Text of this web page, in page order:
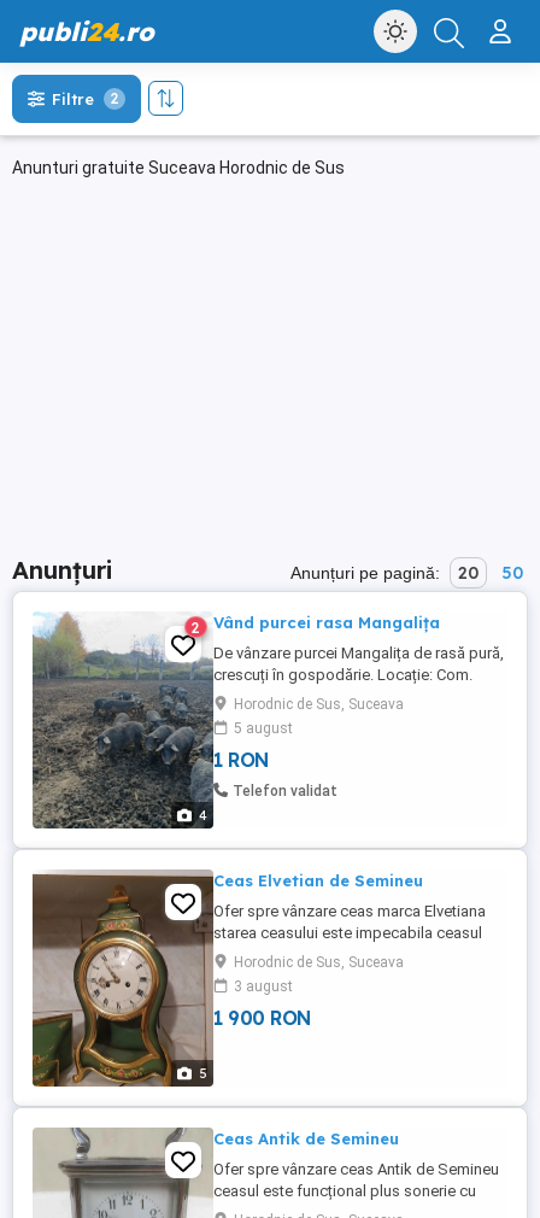
publi24.ro
Anunturi gratuite Suceava Horodnic de Sus
Filtre 2
Anunțuri Anunțuri pe pagină: 20 50
4
2 Vând purcei rasa Mangalița
De vânzare purcei Mangalița de rasă pură,
crescuți în gospodărie. Locație: Com.
Horodnic de Sus, Jud. Suceava. Greutate:
70-90 kg. Pentru mai multe detalii
contactați la numărul de telefon.
Horodnic de Sus, Suceava
5 august
1 RON
Telefon validat
5
Ceas Elvetian de Semineu
Ofer spre vânzare ceas marca Elvetiana
starea ceasului este impecabila ceasul
este funcțional suna o data la jumătate iar
la fix de cite ori este ora. H.43.cm.fara
suport.Suport H.15.cm.Latime ceas 22cm.
Predarea ceasului se face personal sau
Horodnic de Sus, Suceava
3 august
1 900 RON
Ceas Antik de Semineu
Ofer spre vânzare ceas Antik de Semineu
ceasul este funcțional plus sonerie cu
programare. Transportul se achita de